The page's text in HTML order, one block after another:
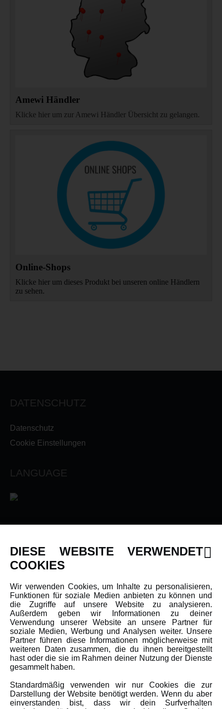
Amewi Händler
Klicke hier um zur Amewi Händler Übersicht zu gelangen.
Online-Shops
Klicke hier um dieses Produkt bei unseren online Händlern
zu sehen.
DATENSCHUTZ
Datenschutz
Cookie Einstellungen
LANGUAGE
Newsletter
Karriere
Amewi Kataloge
MEHR VON AMEWI
AMXRacing - Qualitäts RC-Zubehör
Malinos - Die kreative Seite von Amewi
DIESE WEBSITE VERWENDET
COOKIES
Wir verwenden Cookies, um Inhalte zu personalisieren,
Funktionen für soziale Medien anbieten zu können und
die Zugriffe auf unsere Website zu analysieren.
Außerdem geben wir Informationen zu deiner
Verwendung unserer Website an unsere Partner für
soziale Medien, Werbung und Analysen weiter. Unsere
Partner führen diese Informationen möglicherweise mit
weiteren Daten zusammen, die du ihnen bereitgestellt
hast oder die sie im Rahmen deiner Nutzung der Dienste
gesammelt haben.
Standardmäßig verwenden wir nur Cookies die zur
Darstellung der Website benötigt werden. Wenn du aber
einverstanden bist, dass wir dein Surfverhalten